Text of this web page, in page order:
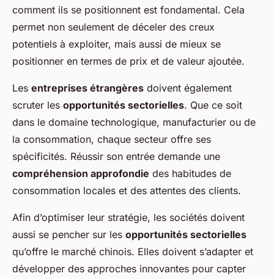
comment ils se positionnent est fondamental. Cela
permet non seulement de déceler des creux
potentiels à exploiter, mais aussi de mieux se
positionner en termes de prix et de valeur ajoutée.
Les entreprises étrangères doivent également
scruter les opportunités sectorielles. Que ce soit
dans le domaine technologique, manufacturier ou de
la consommation, chaque secteur offre ses
spécificités. Réussir son entrée demande une
compréhension approfondie des habitudes de
consommation locales et des attentes des clients.
Afin d’optimiser leur stratégie, les sociétés doivent
aussi se pencher sur les opportunités sectorielles
qu’offre le marché chinois. Elles doivent s’adapter et
développer des approches innovantes pour capter